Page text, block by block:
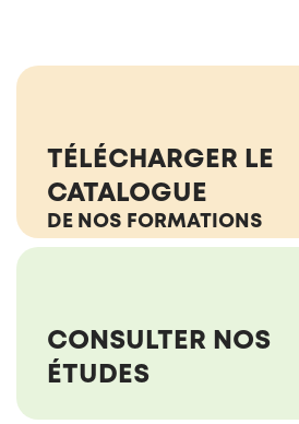
TÉLÉCHARGER LE
CATALOGUE
DE NOS FORMATIONS
CONSULTER NOS
ÉTUDES